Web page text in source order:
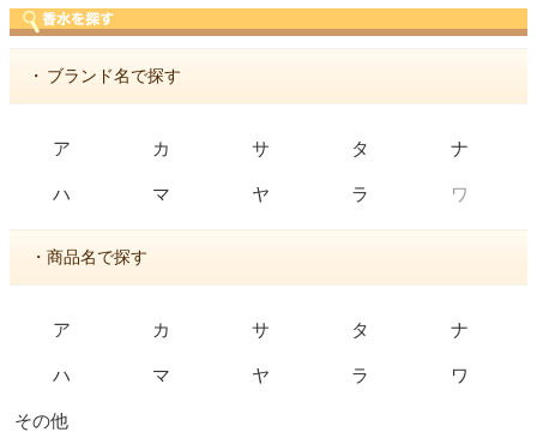
・ ブランド名で探す
ア カ サ タ ナ
ハ マ ヤ ラ ワ
・商品名で探す
ア カ サ タ ナ
ハ マ ヤ ラ ワ
その他